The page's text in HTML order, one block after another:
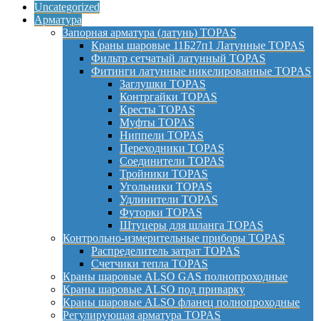
Uncategorized
Арматура
Запорная арматура (латунь) TOPAS
Краны шаровые 11Б27п1 Латунные TOPAS
Фильтр сетчатый латунный TOPAS
Фитинги латунные никелированные TOPAS
Заглушки TOPAS
Контргайки TOPAS
Кресты TOPAS
Муфты TOPAS
Ниппели TOPAS
Переходники TOPAS
Соединители TOPAS
Тройники TOPAS
Угольники TOPAS
Удлинители TOPAS
Футорки TOPAS
Штуцеры для шланга TOPAS
Контрольно-измерительные приборы TOPAS
Распределитель затрат TOPAS
Счетчики тепла TOPAS
Краны шаровые ALSO GAS полнопроходные
Краны шаровые ALSO под приварку
Краны шаровые ALSO фланец полнопроходные
Регулирующая арматура TOPAS